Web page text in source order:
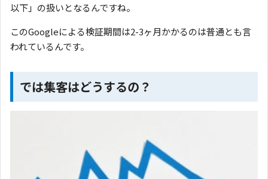
以下」の扱いとなるんですね。
このGoogleによる検証期間は2-3ヶ月かかるのは普通とも言
われているんです。
では集客はどうするの？